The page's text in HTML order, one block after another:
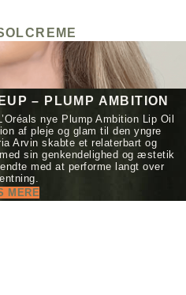
– PLUMP AMBITION
nye Plump Ambition Lip Oil
af pleje og glam til den yngre
Arvin skabte et relaterbart og
sin genkendelighed og æstetik
med at performe langt over
MERE